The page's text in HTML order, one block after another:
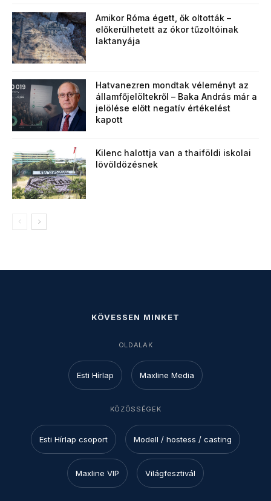
Amikor Róma égett, ők oltották –
előkerülhetett az ókor tűzoltóinak
laktanyája
Hatvanezren mondtak véleményt az
államfőjelöltekről – Baka András már a
jelölése előtt negatív értékelést
kapott
Kilenc halottja van a thaiföldi iskolai
lövöldözésnek
KÖVESSEN MINKET
OLDALAK
Esti Hírlap Maxline Media
KÖZÖSSÉGEK
Esti Hírlap csoport Modell / hostess / casting
Maxline VIP Világfesztivál